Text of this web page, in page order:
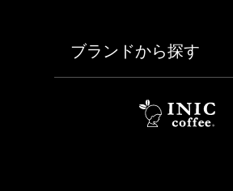
ブランドから探す